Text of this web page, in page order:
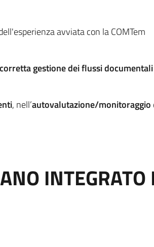
avviata con la COMTem
corretta gestione dei flussi
, nell’autovalutazione/monitoraggio
INTEGRATO